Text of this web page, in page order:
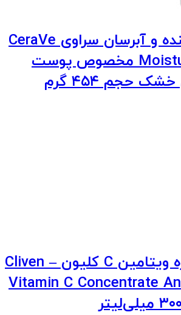
کرم مرطوب‌کننده و آبرسان سراوی CeraVe
Moisturizing Cream مخصوص پوست
حجم ۴۵۴ گرم
کرم چندمنظوره ویتامین C کلیون – Cliven
Vitamin C Concentrate